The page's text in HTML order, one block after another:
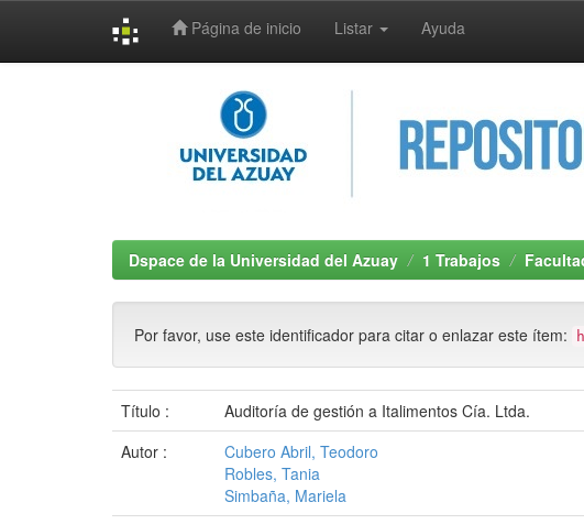
Página de inicio Listar Ayuda
Dspace de la Universidad del Azuay 1 Trabajos
Por favor, use este identificador para citar o enlazar este ítem:
Título :
Auditoría de gestión a Italimentos Cía. Ltda.
Autor :
Cubero Abril, Teodoro
Robles, Tania
Simbaña, Mariela